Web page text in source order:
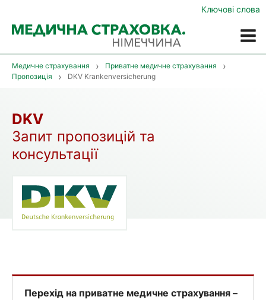
Меню
Ключові слова
Медичне страхування
Приватне медичне страхування
Пропозиція
DKV Krankenversicherung
DKV
Запит пропозицій та
консультації
Перехід на приватне медичне страхування –